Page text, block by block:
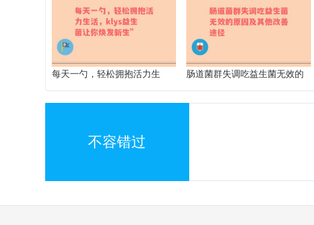
每天一勺，轻松拥抱活力生
肠道菌群失调吃益生菌无效的
不容错过